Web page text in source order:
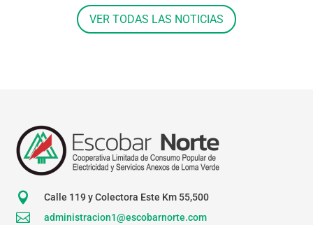
VER TODAS LAS NOTICIAS
 Calle 119 y Colectora Este Km 55,500
 administracion1@escobarnorte.com